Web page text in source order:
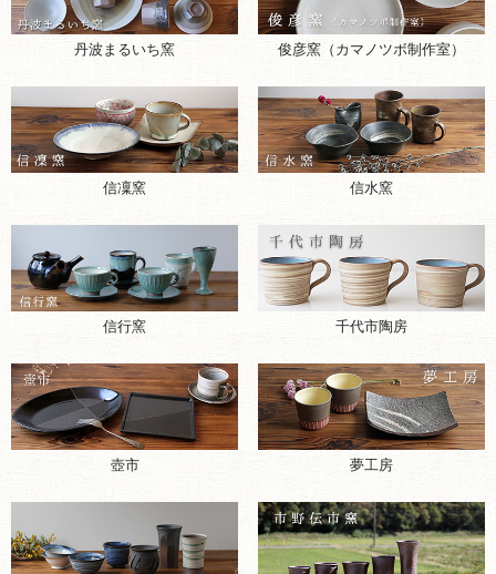
丹波まるいち窯 俊彦窯（カマノツボ制作室）
信凜窯 信水窯
信行窯 千代市陶房
壺市 夢工房